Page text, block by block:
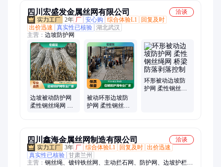
四川宏盛发金属丝网有限公司
洽谈
2年 厂 安心购 综合体验L1
回复及时
出价迅速
真实性已核验 湖北武汉
主营： 边坡防护网
边坡被动防护网
柔性钢丝绳网 桥
被动环形边坡防
护网 柔性钢丝绳
环形被动边坡防
护网 柔性钢丝绳
四川鑫海金属丝网制造有限公司
洽谈
3年 厂 综合体验L1 回复及时 出价迅速
真实性已核验 甘肃兰州
主营： 钢丝绳、镀锌铁丝网、主动拦石网、防护网、边坡护栏